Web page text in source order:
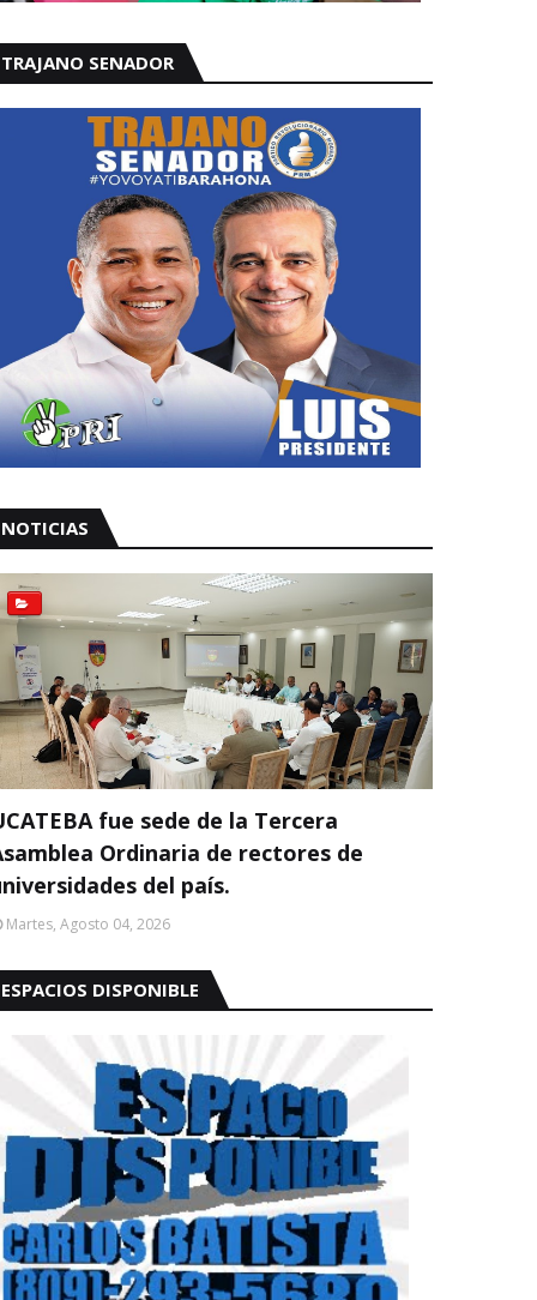
TRAJANO SENADOR
NOTICIAS
fue sede de la Tercera
Ordinaria de rectores de
del país.
Martes, Agosto 04, 2026
ESPACIOS DISPONIBLE